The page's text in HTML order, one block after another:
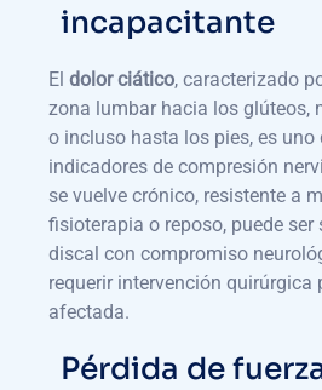
incapacitante
El dolor ciático, caracterizado
zona lumbar hacia los glúteos,
o incluso hasta los pies, es
indicadores de compresión
se vuelve crónico, resistente a
fisioterapia o reposo, puede ser
discal con compromiso
requerir intervención quirúrgica
afectada.
Pérdida de